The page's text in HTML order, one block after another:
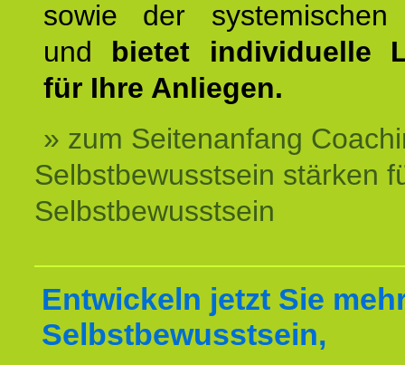
sowie der systemischen
und bietet individuelle
für Ihre Anliegen.
» zum Seitenanfang
Selbstbewusstsein stärken
Selbstbewusstsein
Entwickeln jetzt Sie
Selbstbewusstsein,